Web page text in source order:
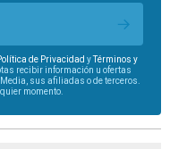
de Privacidad yTérminos y
recibir información u ofertas
sus afiliadas o de terceros.
momento.